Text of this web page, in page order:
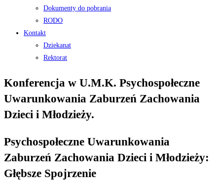
Dokumenty do pobrania
RODO
Kontakt
Dziekanat
Rektorat
Konferencja w U.M.K. Psychospołeczne
Uwarunkowania Zaburzeń Zachowania
Dzieci i Młodzieży.
Psychospołeczne Uwarunkowania
Zaburzeń Zachowania Dzieci i Młodzieży:
Głębsze Spojrzenie